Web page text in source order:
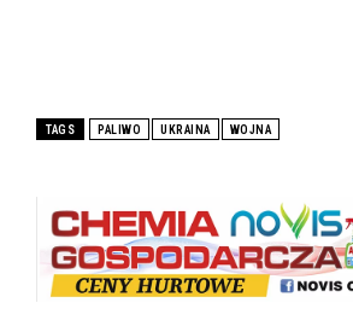
TAGS PALIWO UKRAINA WOJNA